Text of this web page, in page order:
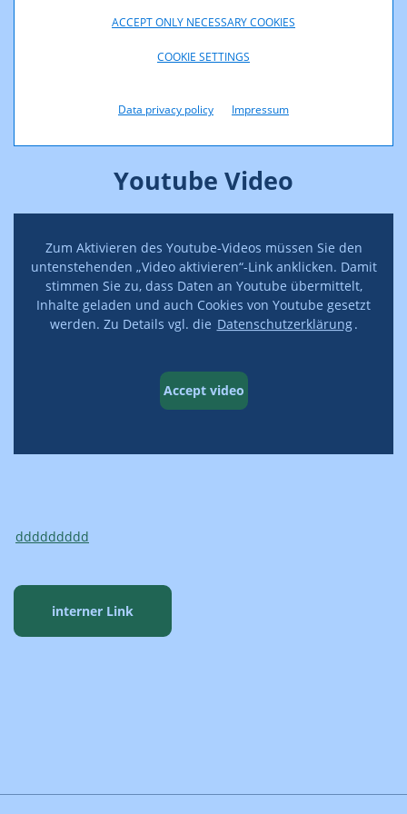
ACCEPT ONLY NECESSARY COOKIES
COOKIE SETTINGS
Data privacy policy Impressum
Accept video
Youtube Video
Zum Aktivieren des Youtube-Videos müssen Sie den
untenstehenden „Video aktivieren“-Link anklicken. Damit
stimmen Sie zu, dass Daten an Youtube übermittelt,
Inhalte geladen und auch Cookies von Youtube gesetzt
werden. Zu Details vgl. die Datenschutzerklärung.
Accept video
ddddddddd
interner Link